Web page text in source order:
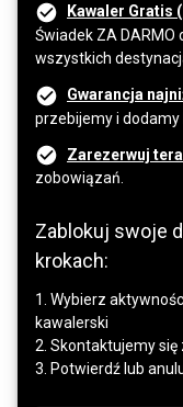
Kawaler Gratis
Świadek ZA DARMO
wszystkich
Gwarancja
przebijemy i dodamy
Zarezerwuj
zobowiązań.
Zablokuj swoje
krokach:
1. Wybierz
kawalerski
2. Skontaktujemy się
3. Potwierdź lub